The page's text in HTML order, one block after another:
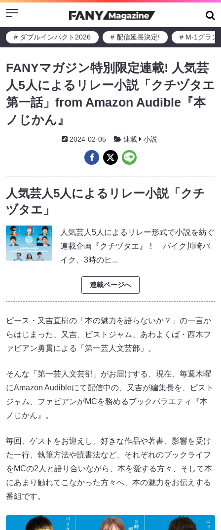
Menu
# ダブルインパクト2026 # 配信延長決定! # M-1グラン
FANYマガジン特別限定連載! 人気芸
人5人によるリレー小説「クチヅタエ
第一話」from Amazon Audible『本
ノじかん』
2024-02-05 連載 小説
人気芸人5人によるリレー小説「クチ
ヅタエ」
人気芸人5人によるリレー形式で小説を紡ぐ
連載企画『クチヅタエ』！ バイク川崎バ
イク、3時のヒ...
連載ページへ
ピース・又吉直樹の「本の魅力を語らないか？」の一言か
らはじまった、又吉、ピストジャム、あわよくば・西木フ
ァビアン勇貫による「第一芸人文芸部」。
そんな「第一芸人文芸部」がお届けする、現在、毎週木曜
にAmazon Audibleにて配信中の、又吉が編集長を、ピスト
ジャム、ファビアンがMCを務めるブックバラエティ『本
ノじかん』。
毎回、ゲストをお迎えし、好きな作品や著書、影響を受け
た一行、執筆方法や読書法など、それぞれのブックライフ
をMCの2人と語り合いながら、本を愛する方々、そして本
にあまり触れてこなかった方々へ、本の魅力をお伝えする
番組です。